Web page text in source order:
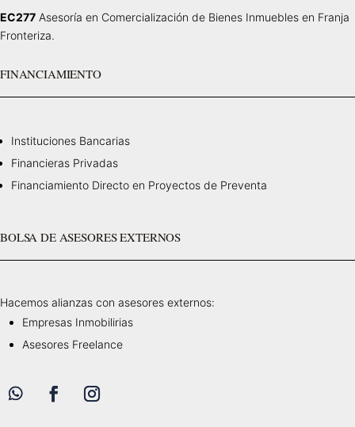
EC277 Asesoría en Comercialización de Bienes Inmuebles en Franja
Fronteriza.
FINANCIAMIENTO
Instituciones Bancarias
Financieras Privadas
Financiamiento Directo en Proyectos de Preventa
BOLSA DE ASESORES EXTERNOS
Hacemos alianzas con asesores externos:
Empresas Inmobilirias
Asesores Freelance